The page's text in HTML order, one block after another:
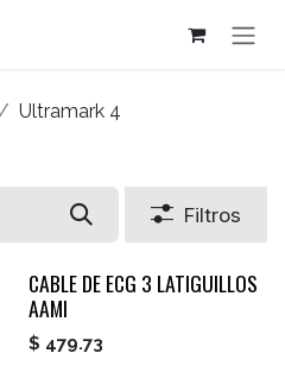
Ultramark 4
Filtros
CABLE DE ECG 3 LATIGUILLOS
AAMI
$ 479.73